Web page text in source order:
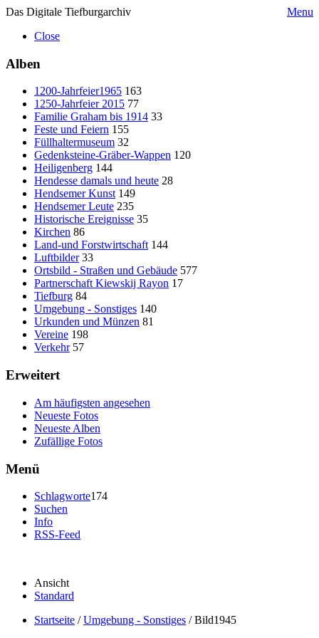
Das Digitale Tiefburgarchiv
Menu
Close
Alben
1200-Jahrfeier1965 163
1250-Jahrfeier 2015 77
Familie Graham bis 1914 33
Feste und Feiern 155
Füllhaltermuseum 32
Gedenksteine-Gräber-Wappen 120
Heiligenberg 144
Hendesse damals und heute 28
Hendsemer Kunst 149
Hendsemer Leute 235
Historische Ereignisse 35
Kirchen 86
Land-und Forstwirtschaft 144
Luftbilder 33
Ortsbild - Straßen und Gebäude 577
Partnerschaft Kiewskij Rayon 17
Tiefburg 84
Umgebung - Sonstiges 140
Urkunden und Münzen 81
Vereine 198
Verkehr 57
Erweitert
Am häufigsten angesehen
Neueste Fotos
Neueste Alben
Zufällige Fotos
Menü
Schlagworte174
Suchen
Info
RSS-Feed
Ansicht
Standard
Startseite /Umgebung - Sonstiges /Bild1945